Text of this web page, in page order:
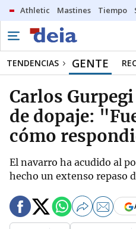
Athletic Mastines Tiempo
TENDENCIAS GENTE
Carlos
de dopaje:
cómo
El navarro ha acudido al
hecho un extenso repaso